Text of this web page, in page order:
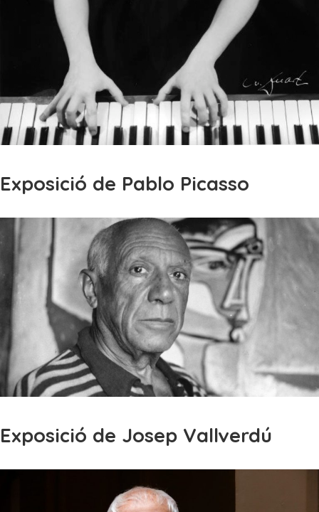
Exposició de Pablo Picasso
Exposició de Josep Vallverdú